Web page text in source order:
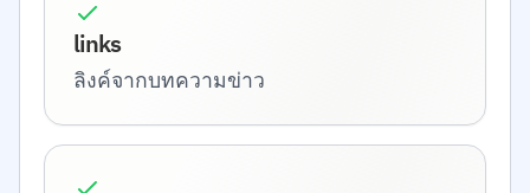
links
ลิงค์จากบทความข่าว